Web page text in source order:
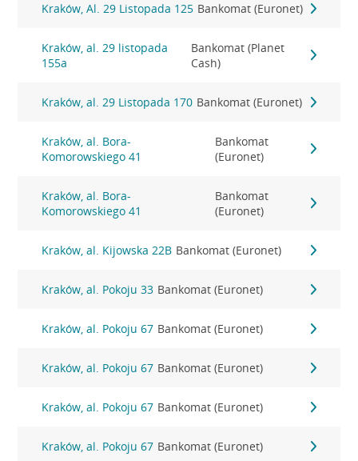
Kraków, Al. 29 Listopada 125 Bankomat (Euronet)
Kraków, al. 29 listopada
155a
Bankomat (Planet
Cash)
Kraków, al. 29 Listopada 170 Bankomat (Euronet)
Kraków, al. Bora-
Komorowskiego 41
Bankomat
(Euronet)
Kraków, al. Bora-
Komorowskiego 41
Bankomat
(Euronet)
Kraków, al. Kijowska 22B Bankomat (Euronet)
Kraków, al. Pokoju 33 Bankomat (Euronet)
Kraków, al. Pokoju 67 Bankomat (Euronet)
Kraków, al. Pokoju 67 Bankomat (Euronet)
Kraków, al. Pokoju 67 Bankomat (Euronet)
Kraków, al. Pokoju 67 Bankomat (Euronet)